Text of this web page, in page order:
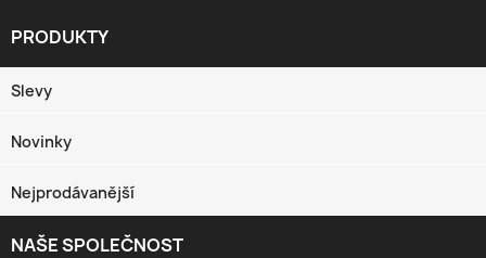
PRODUKTY
Slevy
Novinky
Nejprodávanější
NAŠE SPOLEČNOST